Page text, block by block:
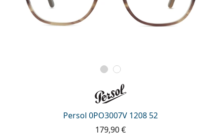
Persol 0PO3007V 1208 52
179,90 €